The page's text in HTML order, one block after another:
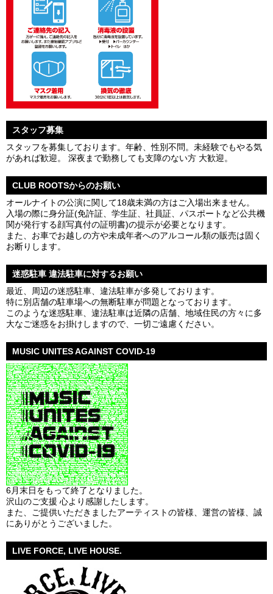
スタッフ募集
スタッフを募集しております。年齢、性別不問。未経験でもやる気
があれば歓迎。 深夜まで勤務しても支障のない方 大歓迎。
CLUB ROOTSからのお願い
オールナイトの公演に関して18歳未満の方はご入場出来ません。
入場の際に身分証(免許証、学生証、社員証、パスポートなど公共機
関が発行する顔写真付の証明書)の提示が必要となります。
また、お車でお越しの方や未成年者へのアルコール類の販売は固く
お断りします。
迷惑駐車 違法駐車に対するお願い
最近、周辺の迷惑駐車、違法駐車が多発しております。
特に別店舗の駐車場への無断駐車が問題となっております。
このような迷惑駐車、違法駐車は近隣の店舗、地域住民の方々に多
大なご迷惑をお掛けしますので、一切ご遠慮ください。
MUSIC UNITES AGAINST COVID-19
6月末日をもって終了となりました。
沢山のご支援 心より感謝したします。
また、ご提供いただきましたアーティストの皆様、運営の皆様、誠
にありがとうございました。
LIVE FORCE, LIVE HOUSE.